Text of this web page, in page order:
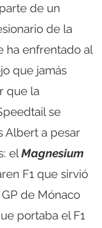
de un
de la
ha enfrentado al
que jamás
que la
se
Albert a pesar
elMagnesium
F1 que sirvió
de Mónaco
portaba el F1